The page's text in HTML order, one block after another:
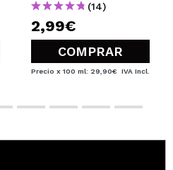
(14)
2,99€
COMPRAR
Precio x 100 ml: 29,90€ IVA Incl.